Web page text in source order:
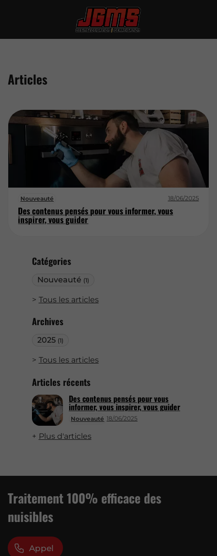
Catégories
Nouveauté (1)
Tous les articles
Archives
2025 (1)
Tous les articles
Articles récents
Nouveauté 18/06/2025
Des contenus pensés pour vous
informer, vous inspirer, vous guider
Plus d'articles
Articles
Nouveauté 18/06/2025
Des contenus pensés pour vous informer, vous
inspirer, vous guider
Traitement 100% efficace des
nuisibles
Appel